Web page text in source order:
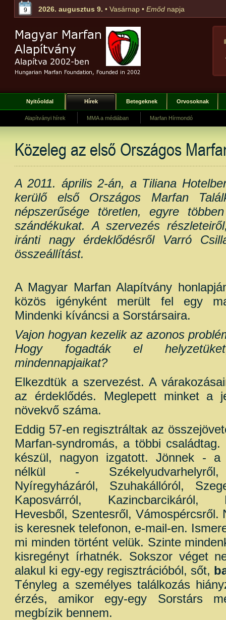
9 2026. augusztus 9. • Vasárnap • Emőd napja
Nyitóoldal Hírek Betegeknek Orvosoknak
Alapítványi hírek MMA a médiában Marfan Hírmondó
Közeleg az első Országos
A 2011. április 2-án, a Tiliana
kerülő első Országos Marfan
népszerűsége töretlen, egyre
szándékukat. A szervezés
iránti nagy érdeklődésről Varró
összeállítást.
A Magyar Marfan Alapítvány
közös igényként merült fel egy
Mindenki kíváncsi a Sorstársaira.
Vajon hogyan kezelik az azonos
Hogy fogadták el
mindennapjaikat?
Elkezdtük a szervezést. A
az érdeklődés. Meglepett minket a
növekvő száma.
Eddig 57-en regisztráltak az
Marfan-syndromás, a többi családtag.
készül, nagyon izgatott. Jönnek - a
nélkül - Székelyudvarhelyről,
Nyíregyházáról, Szuhakállóról,
Kaposvárról, Kazincbarcikáról,
Hevesből, Szentesről, Vámospércsről.
is keresnek telefonon, e-mail-en.
mi minden történt velük. Szinte
kisregényt írhatnék. Sokszor véget
alakul ki egy-egy regisztrációból, sőt,
Tényleg a személyes találkozás
érzés, amikor egy-egy Sorstárs
megbízik bennem.